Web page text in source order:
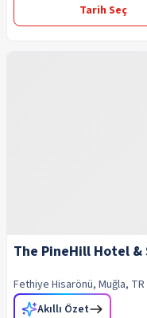
Tarih Seç
The PineHill Hotel &
Fethiye Hisarönü, Muğla, TR
Akıllı Özet